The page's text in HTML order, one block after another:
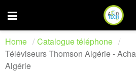
Home
Catalogue téléphone
Téléviseurs Thomson Algérie -
Algérie